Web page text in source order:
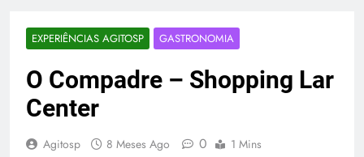
EXPERIÊNCIAS AGITOSP GASTRONOMIA
O Compadre – Shopping Lar
Center
Agitosp 8 Meses Ago 0 1 Mins